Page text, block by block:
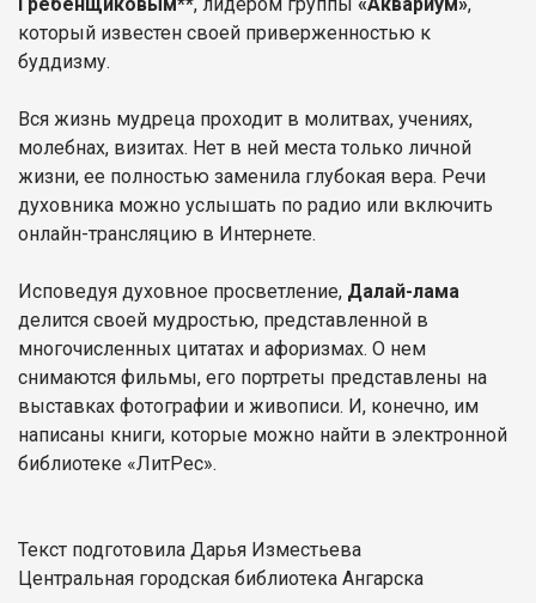
который известен своей приверженностью к
буддизму.
Вся жизнь мудреца проходит в молитвах, учениях,
молебнах, визитах. Нет в ней места только личной
жизни, ее полностью заменила глубокая вера. Речи
духовника можно услышать по радио или включить
онлайн-трансляцию в Интернете.
Исповедуя духовное просветление, Далай-лама
делится своей мудростью, представленной в
многочисленных цитатах и афоризмах. О нем
снимаются фильмы, его портреты представлены на
выставках фотографии и живописи. И, конечно, им
написаны книги, которые можно найти в электронной
библиотеке «ЛитРес».
Текст подготовила Дарья Изместьева
Центральная городская библиотека Ангарска